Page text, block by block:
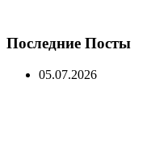
Последние Посты
05.07.2026